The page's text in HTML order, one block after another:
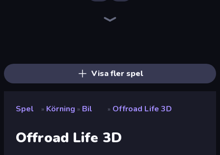
Visa fler spel
Spel » Körning » Bil » Offroad Life 3D
Offroad Life 3D